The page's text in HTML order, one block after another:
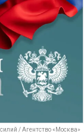
/ Агентство «Москва»